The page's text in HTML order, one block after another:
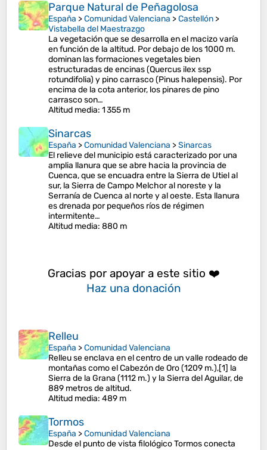
Parque Natural de Peñagolosa
España >Comunidad Valenciana >Castellón >
Vistabella del Maestrazgo
La vegetación que se desarrolla en el macizo varía
en función de la altitud. Por debajo de los 1000 m.
dominan las formaciones vegetales bien
estructuradas de encinas (Quercus ilex ssp
rotundifolia) y pino carrasco (Pinus halepensis). Por
encima de la cota anterior, los pinares de pino
carrasco son…
Altitud media: 1 355 m
Sinarcas
España >Comunidad Valenciana >Sinarcas
El relieve del municipio está caracterizado por una
amplia llanura que se abre hacia la provincia de
Cuenca, que se encuadra entre la Sierra de Utiel al
sur, la Sierra de Campo Melchor al noreste y la
Serranía de Cuenca al norte y al oeste. Esta llanura
es drenada por pequeños ríos de régimen
intermitente…
Altitud media: 880 m
Gracias por apoyar a este sitio ❤️
Haz una donación
Relleu
España >Comunidad Valenciana
Relleu se enclava en el centro de un valle rodeado de
montañas como el Cabezón de Oro (1209 m.),[1]​ la
Sierra de la Grana (1112 m.) y la Sierra del Aguilar, de
889 metros de altitud.
Altitud media: 489 m
Tormos
España >Comunidad Valenciana
Desde el punto de vista filológico Tormos conecta